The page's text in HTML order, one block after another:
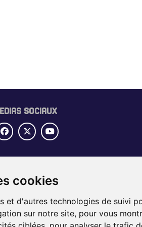
cookies
et d'autres technologies de suivi
sur notre site, pour vous
SOCIAUX